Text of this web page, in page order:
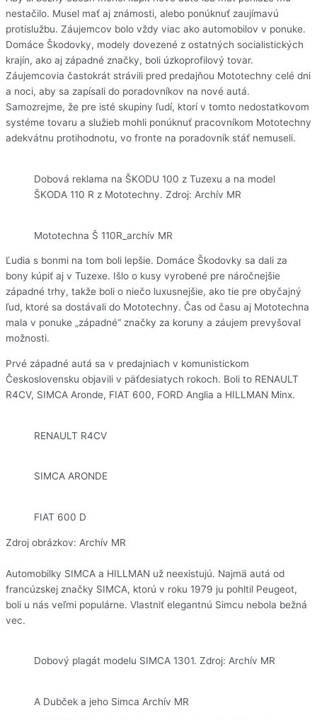
nestačilo. Musel mať aj známosti, alebo ponúknuť zaujímavú
protislužbu. Záujemcov bolo vždy viac ako automobilov v ponuke.
Domáce Škodovky, modely dovezené z ostatných socialistických
krajín, ako aj západné značky, boli úzkoprofilový tovar.
Záujemcovia častokrát strávili pred predajňou Mototechny celé dni
a noci, aby sa zapísali do poradovníkov na nové autá.
Samozrejme, že pre isté skupiny ľudí, ktorí v tomto nedostatkovom
systéme tovaru a služieb mohli ponúknuť pracovníkom Mototechny
adekvátnu protihodnotu, vo fronte na poradovník stáť nemuseli.
Dobová reklama na ŠKODU 100 z Tuzexu a na model
ŠKODA 110 R z Mototechny. Zdroj: Archív MR
Mototechna Š 110R_archív MR
Ľudia s bonmi na tom boli lepšie. Domáce Škodovky sa dali za
bony kúpiť aj v Tuzexe. Išlo o kusy vyrobené pre náročnejšie
západné trhy, takže boli o niečo luxusnejšie, ako tie pre obyčajný
ľud, ktoré sa dostávali do Mototechny. Čas od času aj Mototechna
mala v ponuke „západné“ značky za koruny a záujem prevyšoval
možnosti.
Prvé západné autá sa v predajniach v komunistickom
Československu objavili v päťdesiatych rokoch. Boli to RENAULT
R4CV, SIMCA Aronde, FIAT 600, FORD Anglia a HILLMAN Minx.
RENAULT R4CV
SIMCA ARONDE
FIAT 600 D
Zdroj obrázkov: Archív MR
Automobilky SIMCA a HILLMAN už neexistujú. Najmä autá od
francúzskej značky SIMCA, ktorú v roku 1979 ju pohltil Peugeot,
boli u nás veľmi populárne. Vlastniť elegantnú Simcu nebola bežná
vec.
Dobový plagát modelu SIMCA 1301. Zdroj: Archív MR
A Dubček a jeho Simca Archív MR